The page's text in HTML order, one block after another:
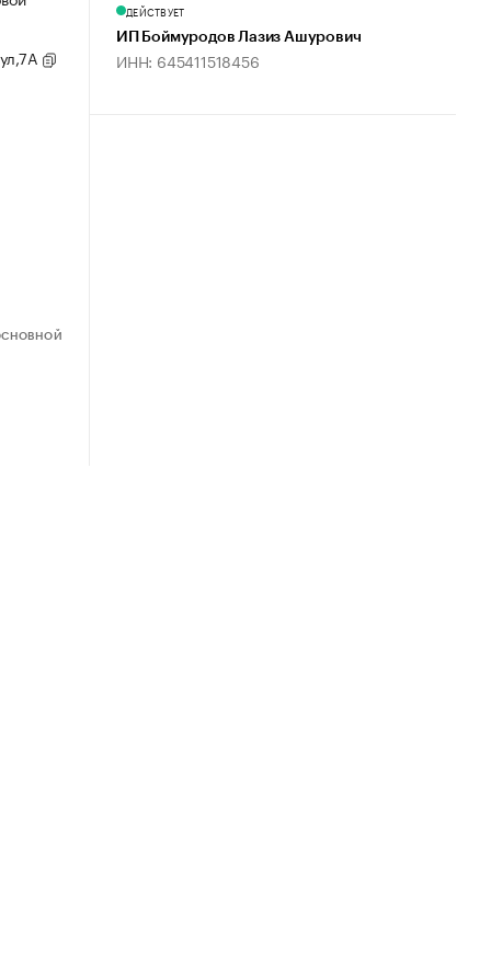
ДЕЙСТВУЕТ
ИП Боймуродов Лазиз Ашурович
ИНН: 645411518456